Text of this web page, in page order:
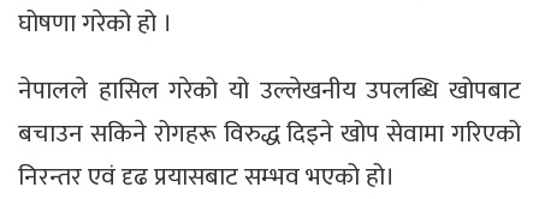
घोषणा गरेको हो ।
नेपालले हासिल गरेको यो उल्लेखनीय उपलब्धि खोपबाट
बचाउन सकिने रोगहरू विरुद्ध दिइने खोप सेवामा गरिएको
निरन्तर एवं दृढ प्रयासबाट सम्भव भएको हो।